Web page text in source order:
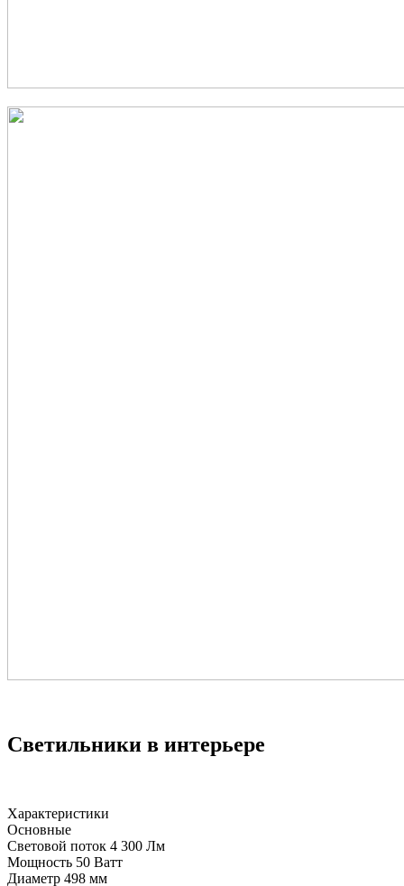
Светильники в интерьере
Характеристики
Основные
Световой поток 4 300 Лм
Мощность 50 Ватт
Диаметр 498 мм